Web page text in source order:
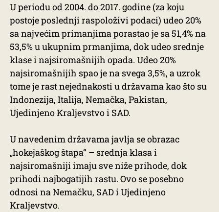
U periodu od 2004. do 2017. godine (za koju
postoje poslednji raspoloživi podaci) udeo 20%
sa najvećim primanjima porastao je sa 51,4% na
53,5% u ukupnim prmanjima, dok udeo srednje
klase i najsiromašnijih opada. Udeo 20%
najsiromašnijih spao je na svega 3,5%, a uzrok
tome je rast nejednakosti u državama kao što su
Indonezija, Italija, Nemačka, Pakistan,
Ujedinjeno Kraljevstvo i SAD.
U navedenim državama javlja se obrazac
„hokejaškog štapa“ – srednja klasa i
najsiromašniji imaju sve niže prihode, dok
prihodi najbogatijih rastu. Ovo se posebno
odnosi na Nemačku, SAD i Ujedinjeno
Kraljevstvo.